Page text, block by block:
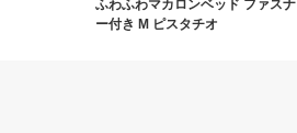
ふわふわマカロンベッド ファスナ
ー付き M ピスタチオ